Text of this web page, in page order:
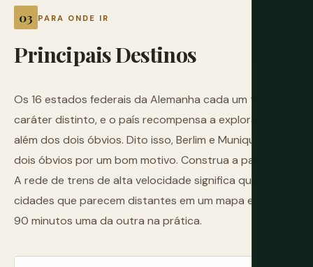
PARA ONDE IR
PrincipaisDestinos
Os 16 estados federais da Alemanha cada um tem um
caráter distinto, e o país recompensa a exploração
além dos dois óbvios. Dito isso, Berlim e Munique são os
dois óbvios por um bom motivo. Construa a partir daí.
A rede de trens de alta velocidade significa que
cidades que parecem distantes em um mapa estão a
90 minutos uma da outra na prática.